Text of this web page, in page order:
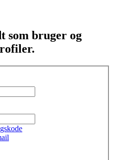
som bruger og